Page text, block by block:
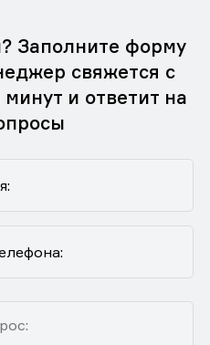
Заполните форму
свяжется с
и ответит на